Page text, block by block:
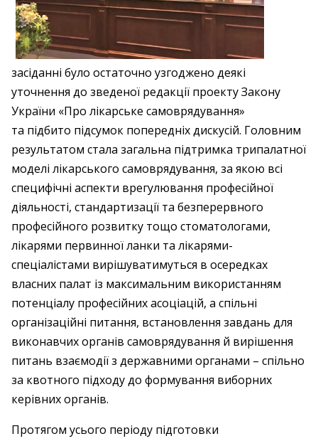
засіданні було остаточно узгоджено деякі
уточнення до зведеної редакції проекту Закону
України «Про лікарське самоврядування»
та підбито підсумок попередніх дискусій. Головним
результатом стала загальна підтримка трипалатної
моделі лікарського самоврядування, за якою всі
специфічні аспекти врегулювання професійної
діяльності, стандартизації та безперервного
професійного розвитку тощо стоматологами,
лікарями первинної ланки та лікарями-
спеціалістами вирішуватимуться в осередках
власних палат із максимальним використанням
потенціалу професійних асоціацій, а спільні
організаційні питання, встановлення завдань для
виконавчих органів самоврядування й вирішення
питань взаємодії з державними органами – спільно
за квотного підходу до формування виборних
керівних органів.
Протягом усього періоду підготовки